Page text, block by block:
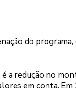
do
a redução no
em conta.